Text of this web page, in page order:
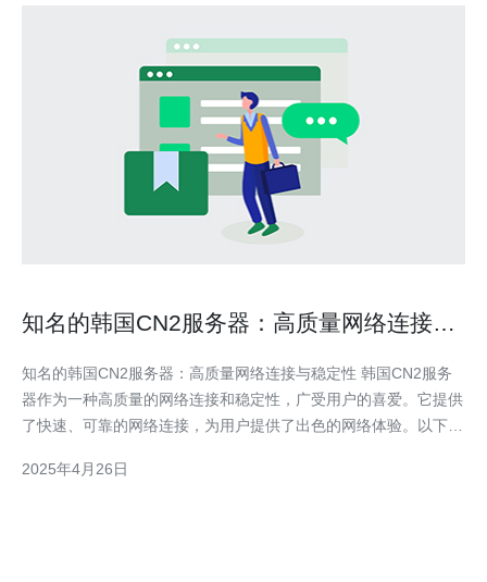
知名的韩国CN2服务器：高质量网络连接与
知名的韩国CN2服务器：高质量网络连接与稳定性 韩国CN2服务
器作为一种高质量的网络连接和稳定性，广受用户的喜爱。它提供
了快速、可靠的网络连接，为用户提供了出色的网络体验。以下将
网络技术和设备，可以提供高速、稳定的网络连接。无论用户是
2025年4月26日